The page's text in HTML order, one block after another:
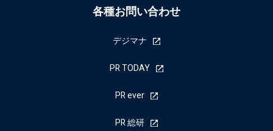
各種お問い合わせ
デジマナ
PR TODAY
PR ever
PR 総研